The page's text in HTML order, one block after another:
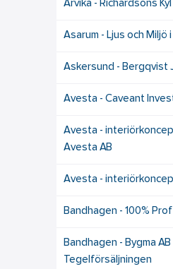
Arvika - Richardsons Kyl
Asarum - Ljus och Miljö
Askersund - Bergqvist
Avesta - Caveant
Avesta -
Avesta AB
Avesta -
Bandhagen - 100%
Bandhagen - Bygma AB
Tegelförsäljningen